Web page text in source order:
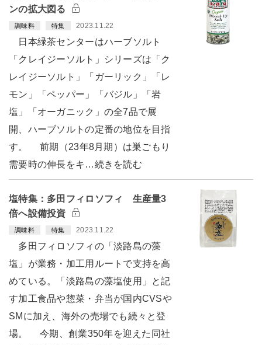
ンの拡大図る
調味料 特集 2023.11.22
日本緑茶センターはハーブソルト
「クレイジーソルト」シリーズは「ク
レイジーソルト」「ガーリック」「レ
モン」「ペッパー」「バジル」「岩
塩」「オーガニック」の全7品で展
開、ハーブソルトの定番の地位を目指
す。 前期（23年8月期）は巣ごもり
需要時の伸長をキ…続きを読む
塩特集：多田フィロソフィ 生産量3
倍へ設備投資
調味料 特集 2023.11.22
多田フィロソフィの「淡路島の藻
塩」が業務・加工用ルートで支持を高
めている。「淡路島の藻塩使用」と記
す加工食品や惣菜・弁当が国内CVSや
SMに加え、海外の売場でも続々と登
場。 今期、創業350年を迎えた同社